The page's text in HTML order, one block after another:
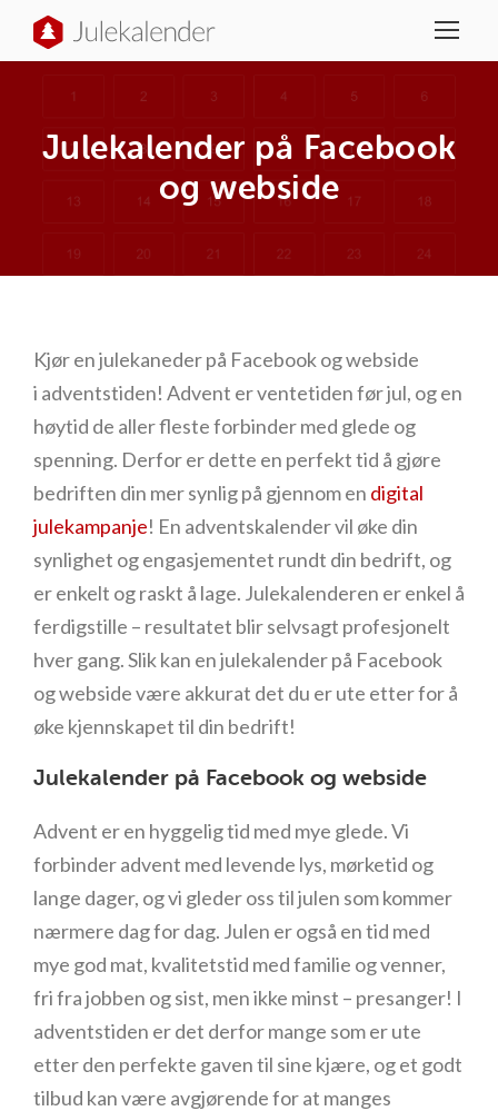
Julekalender på Facebook
og webside
Kjør en julekaneder på Facebook og webside
i adventstiden! Advent er ventetiden før jul, og en
høytid de aller fleste forbinder med glede og
spenning. Derfor er dette en perfekt tid å gjøre
bedriften din mer synlig på gjennom en digital
julekampanje! En adventskalender vil øke din
synlighet og engasjementet rundt din bedrift, og
er enkelt og raskt å lage. Julekalenderen er enkel å
ferdigstille – resultatet blir selvsagt profesjonelt
hver gang. Slik kan en julekalender på Facebook
og webside være akkurat det du er ute etter for å
øke kjennskapet til din bedrift!
Julekalender på Facebook og webside
Advent er en hyggelig tid med mye glede. Vi
forbinder advent med levende lys, mørketid og
lange dager, og vi gleder oss til julen som kommer
nærmere dag for dag. Julen er også en tid med
mye god mat, kvalitetstid med familie og venner,
fri fra jobben og sist, men ikke minst – presanger! I
adventstiden er det derfor mange som er ute
etter den perfekte gaven til sine kjære, og et godt
tilbud kan være avgjørende for at manges